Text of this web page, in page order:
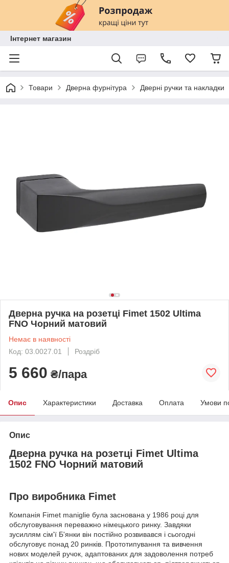
Інтернет магазин
Товари Дверна фурнітура Дверні ручки та накладки
Дверна ручка на розетці Fimet 1502 Ultima
FNO Чорний матовий
Немає в наявності
Код: 03.0027.01
Роздріб
5 660 ₴/пара
Опис Характеристики Доставка Оплата Умови
Опис
Дверна ручка на розетці Fimet Ultima
1502 FNO Чорний матовий
Про виробника Fimet
Компанія Fimet maniglie була заснована у 1986 році для
обслуговування переважно німецького ринку. Завдяки
зусиллям сім'ї Б'янки він постійно розвивався і сьогодні
обслуговує понад 20 ринків. Прототипування та вивчення
нових моделей ручок, адаптованих для задоволення потреб